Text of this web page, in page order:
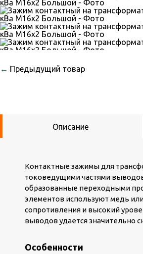
← Предыдущий товар
Описание
Контактные зажимы для
токоведущими частями
образованные переходными
элементов используют медь
сопротивления и высокий
выводов удается значительно
Особенности